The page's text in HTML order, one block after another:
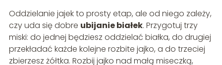
Oddzielanie jajek to prosty etap, ale od niego zależy,
czy uda się dobre ubijanie białek. Przygotuj trzy
miski: do jednej będziesz oddzielać białka, do drugiej
przekładać każde kolejne rozbite jajko, a do trzeciej
zbierzesz żółtka. Rozbij jajko nad małą miseczką,